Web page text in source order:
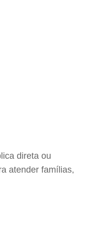
direta ou
atender famílias,